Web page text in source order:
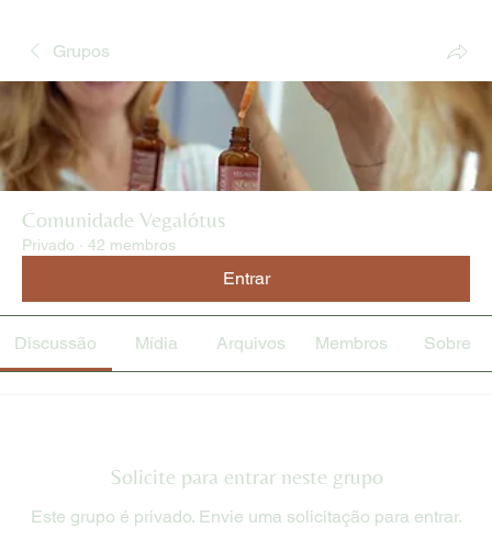
Grupos
Comunidade Vegalótus
Privado · 42 membros
Entrar
Discussão Mídia Arquivos Membros Sobre
Solicite para entrar neste grupo
Este grupo é privado. Envie uma solicitação para entrar.